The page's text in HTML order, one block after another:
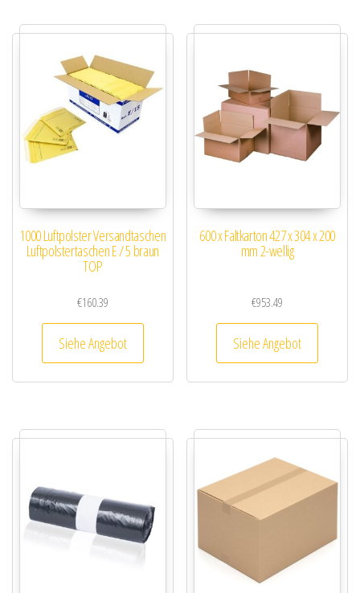
1000 Luftpolster Versandtaschen
Luftpolstertaschen E / 5 braun
TOP
€160.39
Siehe Angebot
600 x Faltkarton 427 x 304 x 200
mm 2-wellig
€953.49
Siehe Angebot